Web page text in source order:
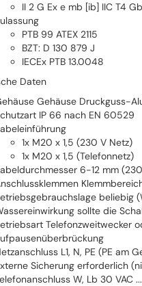
II 2 G Ex e mb [ib] IIC T4
PTB 99 ATEX 2115
BZT: D 130 879 J
IECEx PTB 13.0048
Daten
Gehäuse Druckguss-
IP 66 nach EN 60529
1x M20 x 1,5 (230 V Netz)
1x M20 x 1,5 (Telefonnetz)
6-12 mm
beliebig
sollte die
Telefonzweitwecker
L1, N, PE (PE am
Sicherung erforderlich
W, Lb 30 VAC